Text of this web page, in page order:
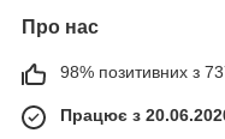
Про нас
98% позитивних з
Працює з